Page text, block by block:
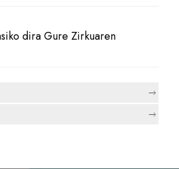
dira Gure Zirkuaren